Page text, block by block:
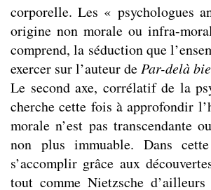
corporelle. Les « psychologues
origine non morale ou infra-
comprend, la séduction que
exercer sur l’auteur de Par-delà
Le second axe, corrélatif de la
cherche cette fois à approfondir
morale n’est pas transcendante
non plus immuable. Dans
s’accomplir grâce aux
tout comme Nietzsche